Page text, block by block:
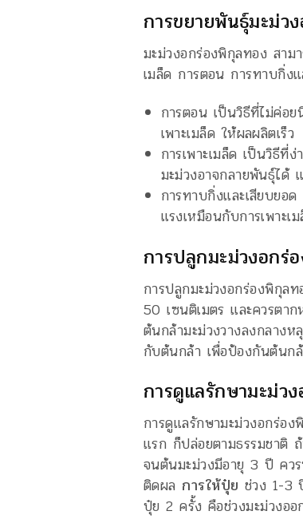
การขยายพันธุ์มะม่ว
มะม่วงอกร่องพิกุลทอง สาม
เมล็ด การตอน การทาบกิ่งแ
การตอน เป็นวิธีที่ไม่ค่อย
เพาะเมล็ด ให้ผลผลิตเร็ว
การเพาะเมล็ด เป็นวิธีที่
มะม่วงอาจกลายพันธุ์ได้
การทาบกิ่งและเสียบยอ
แรงเหมือนกับการเพาะเ
การปลูกมะม่วงอก
การปลูกมะม่วงอกร่องพิกุล
50 เซนติเมตร และควรต
ต้นกล้ามะม่วงวางลงกลาง
กับต้นกล้า เพื่อป้องกันต้นก
การดูแลรักษามะม่ว
การดูแลรักษามะม่วงอกร่อง
แรก ก็ปล่อยตามธรรมชาติ
จนต้นมะม่วงมีอายุ 3 ปี ควร
ติดผล การให้ปุ๋ย ช่วง 1-3
ปุ๋ย 2 ครั้ง คือช่วงมะม่วงออ